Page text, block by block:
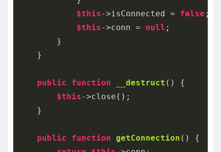
$this->isConnected = false ;
$this->conn = null ;
        }
    }
public function __destruct ()
{
$this->close();
    }
public function getConnection ()
{